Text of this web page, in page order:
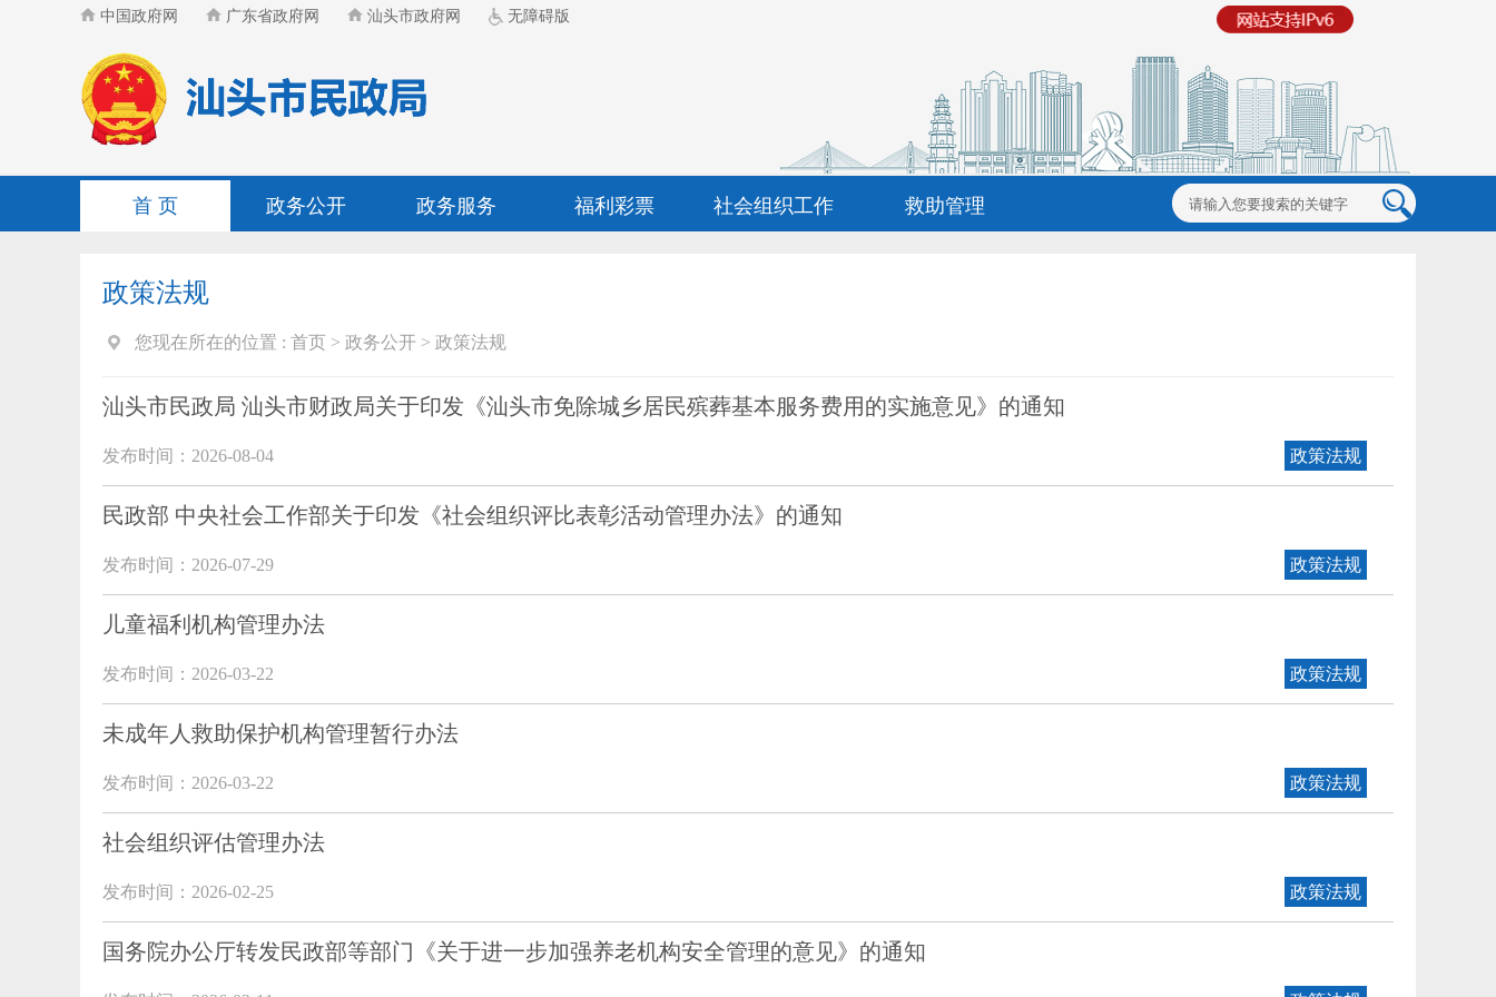
中国政府网 广东省政府网 汕头市政府网 无障碍版
首 页 政务公开 政务服务 福利彩票 社会组织工作 救助管理
政策法规
您现在所在的位置 : 首页 > 政务公开 > 政策法规
汕头市民政局 汕头市财政局关于印发《汕头市免除城乡居民殡葬基本服务费用的实施意见》的通知
发布时间：2026-08-04 政策法规
民政部 中央社会工作部关于印发《社会组织评比表彰活动管理办法》的通知
发布时间：2026-07-29 政策法规
儿童福利机构管理办法
发布时间：2026-03-22 政策法规
未成年人救助保护机构管理暂行办法
发布时间：2026-03-22 政策法规
社会组织评估管理办法
发布时间：2026-02-25 政策法规
国务院办公厅转发民政部等部门《关于进一步加强养老机构安全管理的意见》的通知